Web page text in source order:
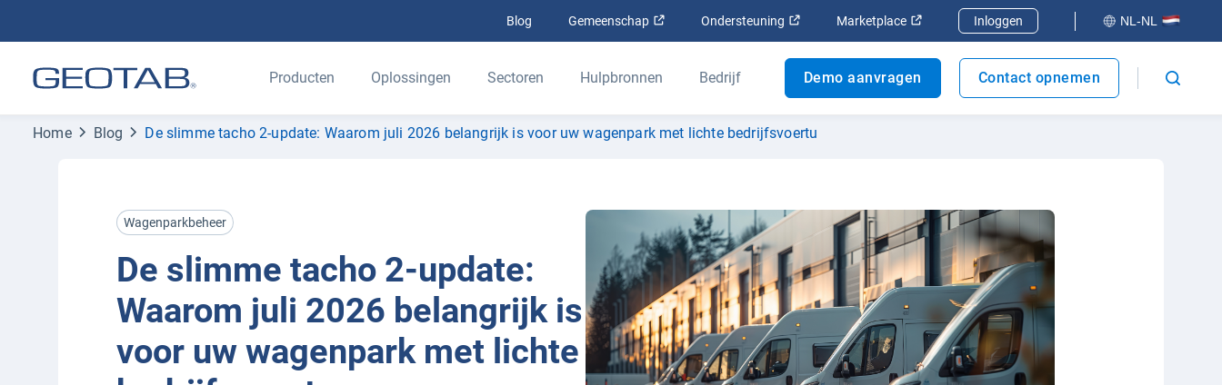
Blog Gemeenschap Openen in een nieuw venster
Ondersteuning Openen in een nieuw venster
Marketplace Openen in een nieuw venster
Inloggen NL-NL
Producten Oplossingen Sectoren Hulpbronnen Bedrijf Demo aanvragen Contact opnemen
Home Blog De slimme tacho 2-update: Waarom juli 2026 belangrijk is voor uw wagenpark met lichte bedrijfsvoertu
Wagenparkbeheer
De slimme tacho 2-update:
Waarom juli 2026 belangrijk is
voor uw wagenpark met lichte